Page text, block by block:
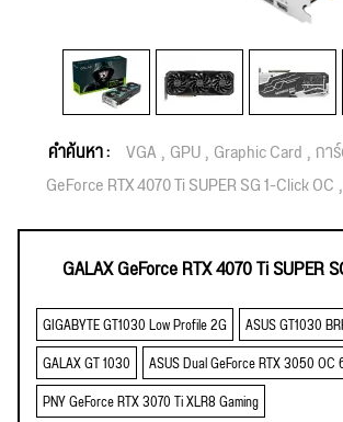
คำค้นหา : VGA GPU Graphic Card กา
GeForce RTX 4070 Ti SUPER SG 1-Click OC
GALAX GeForce RTX 4070 Ti SUPER
GIGABYTE GT1030 Low Profile 2G
ASUS GT1030
GALAX GT 1030
ASUS Dual GeForce RTX 3050 OC
PNY GeForce RTX 3070 Ti XLR8 Gaming